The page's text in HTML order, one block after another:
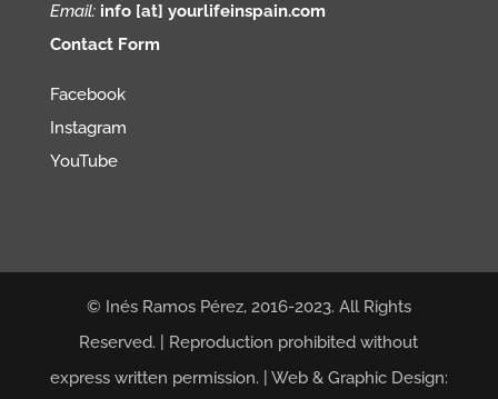
Email: info [at] yourlifeinspain.com
Contact Form
Facebook
Instagram
YouTube
© Inés Ramos Pérez, 2016-2023. All Rights
Reserved. | Reproduction prohibited without
express written permission. | Web & Graphic Design: